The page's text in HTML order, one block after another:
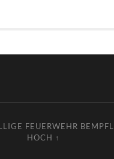
FEUERWEHR
HOCH ↑